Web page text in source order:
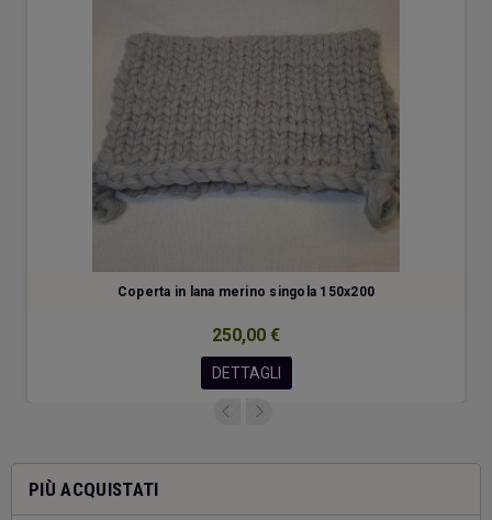
PIÙ ACQUISTATI
Coperta in lana merino singola 150x200
250,00 €
DETTAGLI